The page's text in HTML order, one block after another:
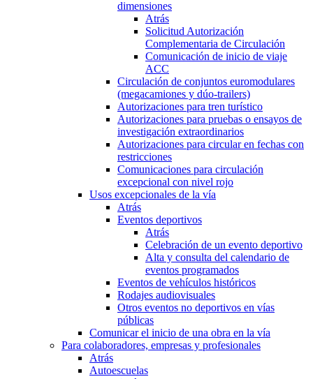
dimensiones
Atrás
Solicitud Autorización
Complementaria de Circulación
Comunicación de inicio de viaje
ACC
Circulación de conjuntos euromodulares
(megacamiones y dúo-trailers)
Autorizaciones para tren turístico
Autorizaciones para pruebas o ensayos de
investigación extraordinarios
Autorizaciones para circular en fechas con
restricciones
Comunicaciones para circulación
excepcional con nivel rojo
Usos excepcionales de la vía
Atrás
Eventos deportivos
Atrás
Celebración de un evento deportivo
Alta y consulta del calendario de
eventos programados
Eventos de vehículos históricos
Rodajes audiovisuales
Otros eventos no deportivos en vías
públicas
Comunicar el inicio de una obra en la vía
Para colaboradores, empresas y profesionales
Atrás
Autoescuelas